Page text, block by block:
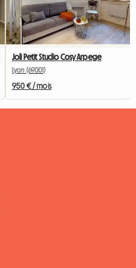
Joli Petit Studio Cosy Arpege
Lyon (69001)
950 € / mois